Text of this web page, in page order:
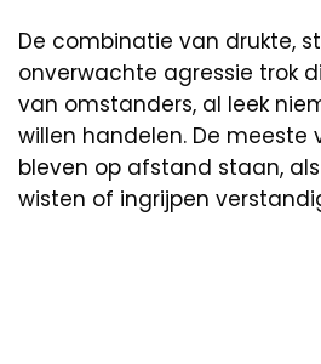
De combinatie van drukte,
onverwachte agressie trok
van omstanders, al leek
willen handelen. De meeste
bleven op afstand staan,
wisten of ingrijpen